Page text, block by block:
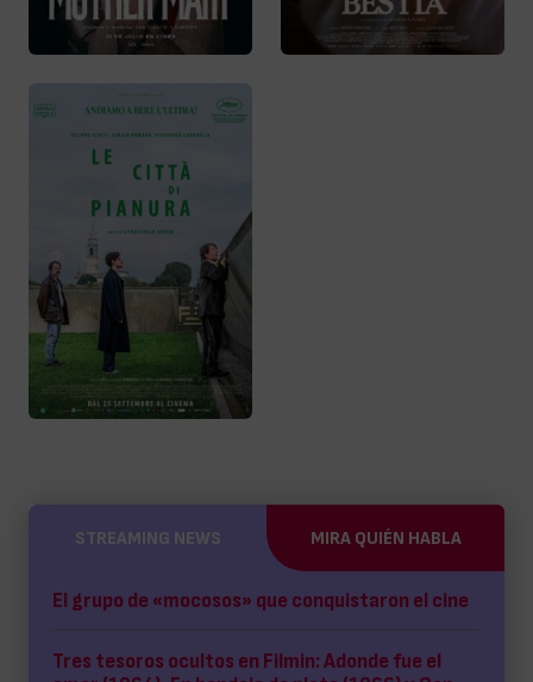
STREAMING NEWS MIRA QUIÉN HABLA
El grupo de «mocosos» que conquistaron el cine
Tres tesoros ocultos en Filmin: Adonde fue el